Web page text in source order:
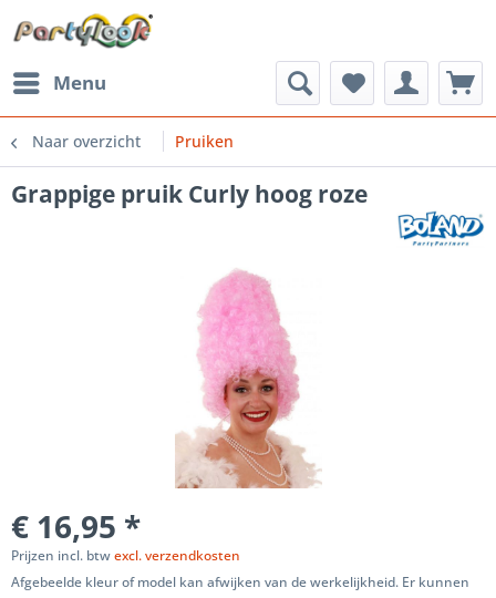
Menu
Naar overzicht Pruiken
Grappige pruik Curly hoog roze
€ 16,95 *
Prijzen incl. btwexcl. verzendkosten
Afgebeelde kleur of model kan afwijken van de werkelijkheid. Er kunnen